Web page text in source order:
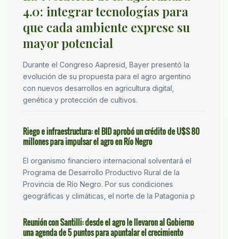
4.0: integrar tecnologías para
que cada ambiente exprese su
mayor potencial
Durante el Congreso Aapresid, Bayer presentó la
evolución de su propuesta para el agro argentino
con nuevos desarrollos en agricultura digital,
genética y protección de cultivos.
Riego e infraestructura: el BID aprobó un crédito de U$S 80
millones para impulsar el agro en Río Negro
El organismo financiero internacional solventará el
Programa de Desarrollo Productivo Rural de la
Provincia de Río Negro. Por sus condiciones
geográficas y climáticas, el norte de la Patagonia p
Reunión con Santilli: desde el agro le llevaron al Gobierno
una agenda de 5 puntos para apuntalar el crecimiento